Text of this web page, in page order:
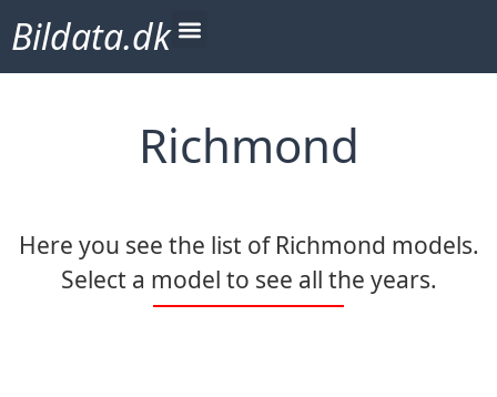
Bildata.dk
Richmond
Here you see the list of Richmond models.
Select a model to see all the years.